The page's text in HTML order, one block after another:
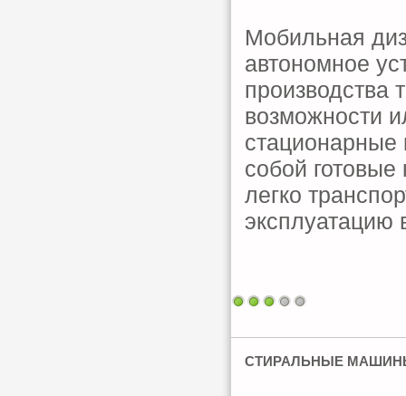
Мобильная
автономное
производства
возможности
стационарные
собой готовые
легко
эксплуатацию
СТИРАЛЬНЫЕ